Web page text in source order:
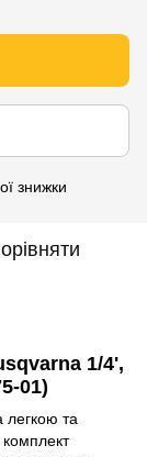
знижки
1/4',
01)
та